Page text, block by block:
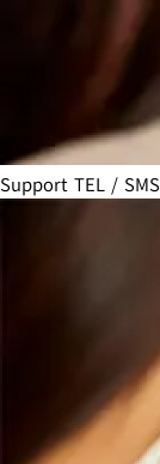
Support TEL / SMS